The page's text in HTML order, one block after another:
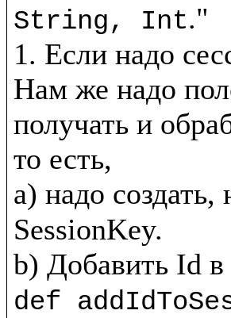
String, Int."
1. Если надо
Нам же надо
получать и
то есть,
a) надо
SessionKey.
def